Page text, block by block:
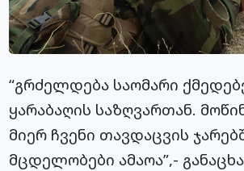
“გრძელდება საომარი
ყარაბაღის საზღვართან.
მიერ ჩვენი თავდაცვის
მცდელობები ამაოა”,-